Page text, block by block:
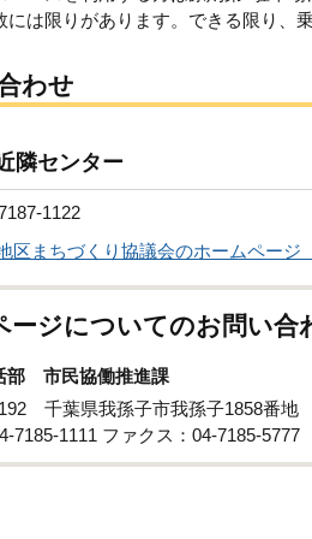
は限りがあります。できる限り、
わせ
隣センター
1122
区まちづくり協議会のホームページ
ージについてのお問い合
部 市民協働推進課
千葉県我孫子市我孫子1858番地
7185-1111 ファクス：04-7185-5777